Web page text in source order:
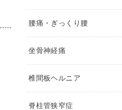
腰痛・ぎっくり腰
坐骨神経痛
椎間板ヘルニア
脊柱管狭窄症